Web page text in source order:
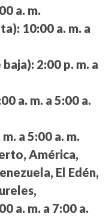
a. m.
10:00 a. m. a
2:00 p. m. a
a. m. a 5:00 a.
a 5:00 a. m.
América,
El Edén,
a. m. a 7:00 a.